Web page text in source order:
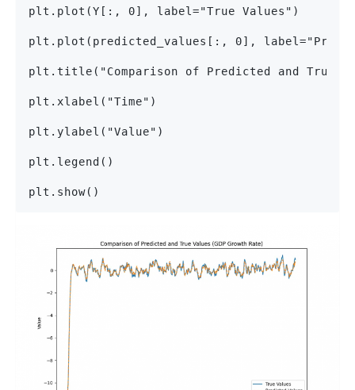
plt.plot(Y[:, 0], label="True Values")
plt.plot(predicted_values[:, 0],
plt.title("Comparison of Predicted and True
plt.xlabel("Time")
plt.ylabel("Value")
plt.legend()
plt.show()